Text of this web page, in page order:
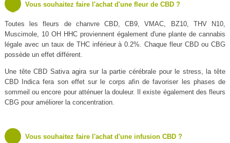
Vous souhaitez faire l'achat d'une fleur de CBD ?
Toutes les fleurs de chanvre CBD, CB9, VMAC, BZ10, THV N10,
Muscimole, 10 OH HHC proviennent également d'une plante de cannabis
légale avec un taux de THC inférieur à 0.2%. Chaque fleur CBD ou CBG
possède un effet différent.
Une tête CBD Sativa agira sur la partie cérébrale pour le stress, la tête
CBD Indica fera son effet sur le corps afin de favoriser les phases de
sommeil ou encore pour atténuer la douleur. Il existe également des fleurs
CBG pour améliorer la concentration.
Vous souhaitez faire l'achat d'une infusion CBD ?